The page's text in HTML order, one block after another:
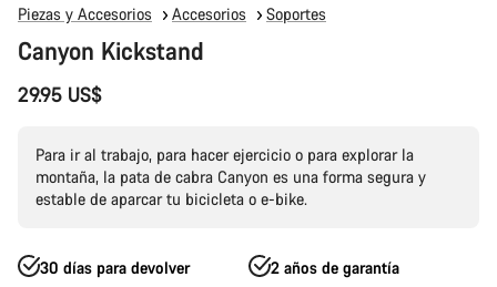
Piezas y Accesorios Accesorios Soportes
Canyon Kickstand
29.95 US$
Para ir al trabajo, para hacer ejercicio o para explorar la
montaña, la pata de cabra Canyon es una forma segura y
estable de aparcar tu bicicleta o e-bike.
30 días para devolver 2 años de garantía